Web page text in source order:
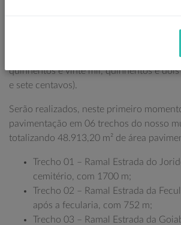
Somente nesse convênio serão
Estado, por meio da Secretaria da
Abastecimento (SEAB), R$ 4.520.502.77
quinhentos e vinte mil, quinhentos e
e sete centavos).
Serão realizados, neste primeiro
pavimentação em 06 trechos do nosso
totalizando 48.913,20 m² de área
Trecho 01 – Ramal Estrada do
cemitério, com 1700 m;
Trecho 02 – Ramal Estrada da
após a fecularia, com 752 m;
Trecho 03 – Ramal Estrada da